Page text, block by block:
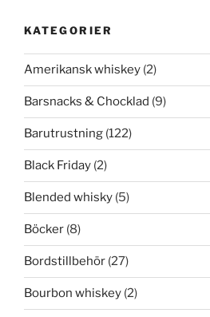
KATEGORIER
Amerikansk whiskey (2)
Barsnacks & Chocklad (9)
Barutrustning (122)
Black Friday (2)
Blended whisky (5)
Böcker (8)
Bordstillbehör (27)
Bourbon whiskey (2)